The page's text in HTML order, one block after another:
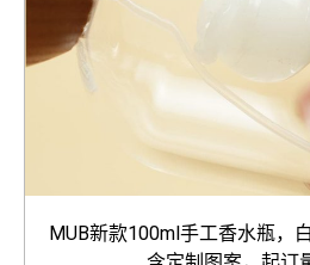
MUB新款100ml手工香水瓶，